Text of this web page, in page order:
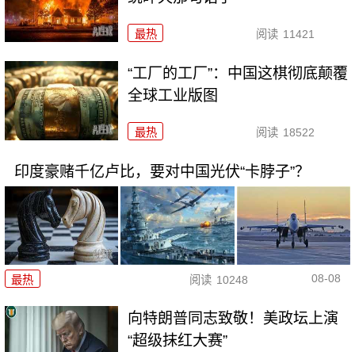
最热 阅读 11421
“工厂的工厂”：中国这棋彻底颠覆
全球工业版图
最热 阅读 18522
印度豪赌千亿卢比，要对中国光伏“卡脖子”？
最热 阅读 10248 08-08
向特朗普同志致敬！美政坛上演
“超级抹红大赛”